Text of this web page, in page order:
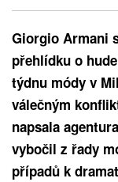
Giorgio Armani
přehlídku o
týdnu módy v
válečným
napsala
vybočil z řady
případů k